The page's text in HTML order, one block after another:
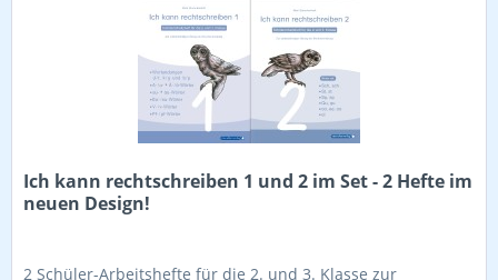
Ich kann rechtschreiben 1 und 2 im Set - 2 Hefte im
neuen Design!
2 Schüler-Arbeitshefte für die 2. und 3. Klasse zur